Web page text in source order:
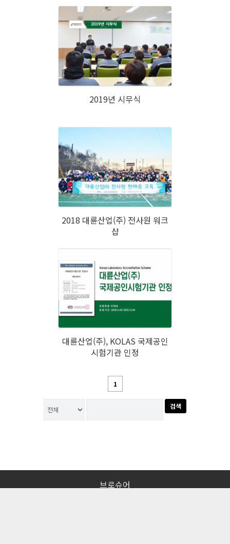
2019년 시무식
2018 대륜산업(주) 전사원 워크
샵
대륜산업(주), KOLAS 국제공인
시험기관 인정
1
검색
브로슈어